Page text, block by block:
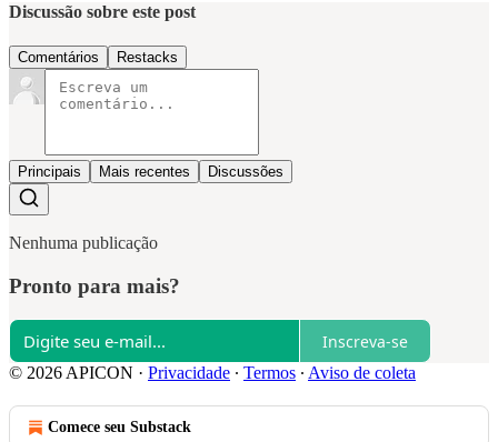
Discussão sobre este post
Comentários Restacks
Principais Mais recentes Discussões
Nenhuma publicação
Pronto para mais?
Inscreva-se
© 2026 APICON · Privacidade ∙ Termos ∙ Aviso de coleta
Comece seu Substack